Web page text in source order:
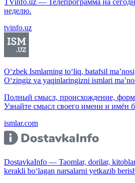
TVinfo.uz — Телепрограмма на
неделю.
tvinfo.uz
O‘zbek Ismlarning to‘liq, batafsil
O‘zingiz va yaqinlaringizni ismlari
Полный смысл, происхождение,
Узнайте смысл своего имени и имён
ismlar.com
DostavkaInfo — Taomlar, dorilar,
kerakli bo‘lagan narsalarni yetkazib